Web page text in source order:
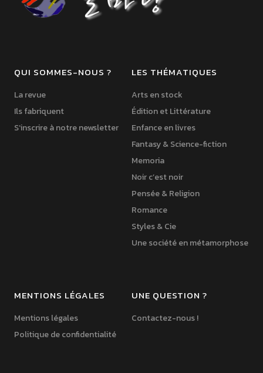
QUI SOMMES-NOUS ?
La revue
Ils fabriquent
S’inscrire à notre newsletter
LES THÉMATIQUES
Arts en stock
Édition et Littérature
Enfance en livres
Fantasy & Science-fiction
Memoria
Noir c’est noir
Pensée & Religion
Romance
Styles & Cie
Une société en métamorphose
MENTIONS LÉGALES
Mentions légales
Politique de confidentialité
UNE QUESTION ?
Contactez-nous !